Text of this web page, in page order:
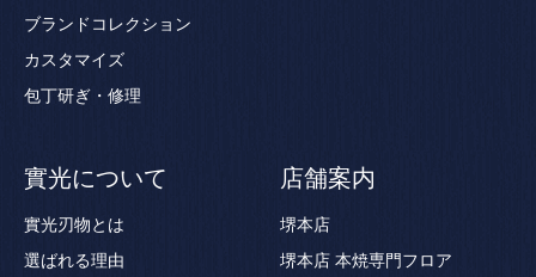
ブランドコレクション
カスタマイズ
包丁研ぎ・修理
實光について
實光刃物とは
選ばれる理由
店舗案内
堺本店
堺本店 本焼専門フロア